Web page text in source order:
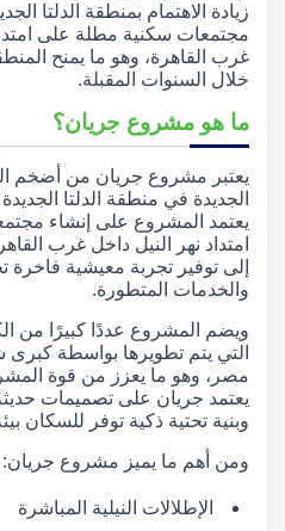
زيادة الاهتمام بمنطقة الدلتا
مجتمعات سكنية مطلة على
غرب القاهرة، وهو ما يمنح
خلال السنوات المقبلة.
ما هو مشروع جريان؟
يعتبر مشروع جريان من أضخم
الجديدة في منطقة الدلتا
يعتمد المشروع على إنشاء
امتداد نهر النيل داخل غرب
إلى توفير تجربة معيشية فاخرة
والخدمات المتطورة.
ويضم المشروع عددًا كبيرًا من
التي يتم تطويرها بواسطة
مصر، وهو ما يعزز من قوة
يعتمد جريان على تصميمات
وبنية تحتية ذكية توفر للسكان
ومن أهم ما يميز مشروع جريان:
الإطلالات النيلية المباشرة